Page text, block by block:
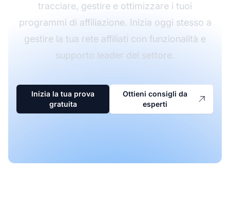
tracciare, gestire e ottimizzare i tuoi
programmi di affiliazione. Inizia oggi stesso a
gestire la tua rete affiliati con funzionalità e
supporto leader del settore.
Inizia la tua prova
gratuita
Ottieni consigli da
esperti